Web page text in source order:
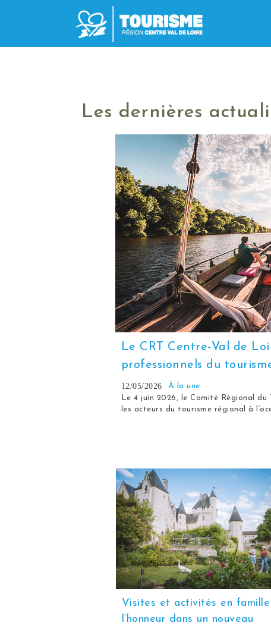
Les dernières
Le CRT Centre-Val de
professionnels du
12/05/2026 À la une
Le 4 juin 2026, le Comité Régional
les acteurs du tourisme régional à
Visites et activités en
l’honneur dans un nouveau